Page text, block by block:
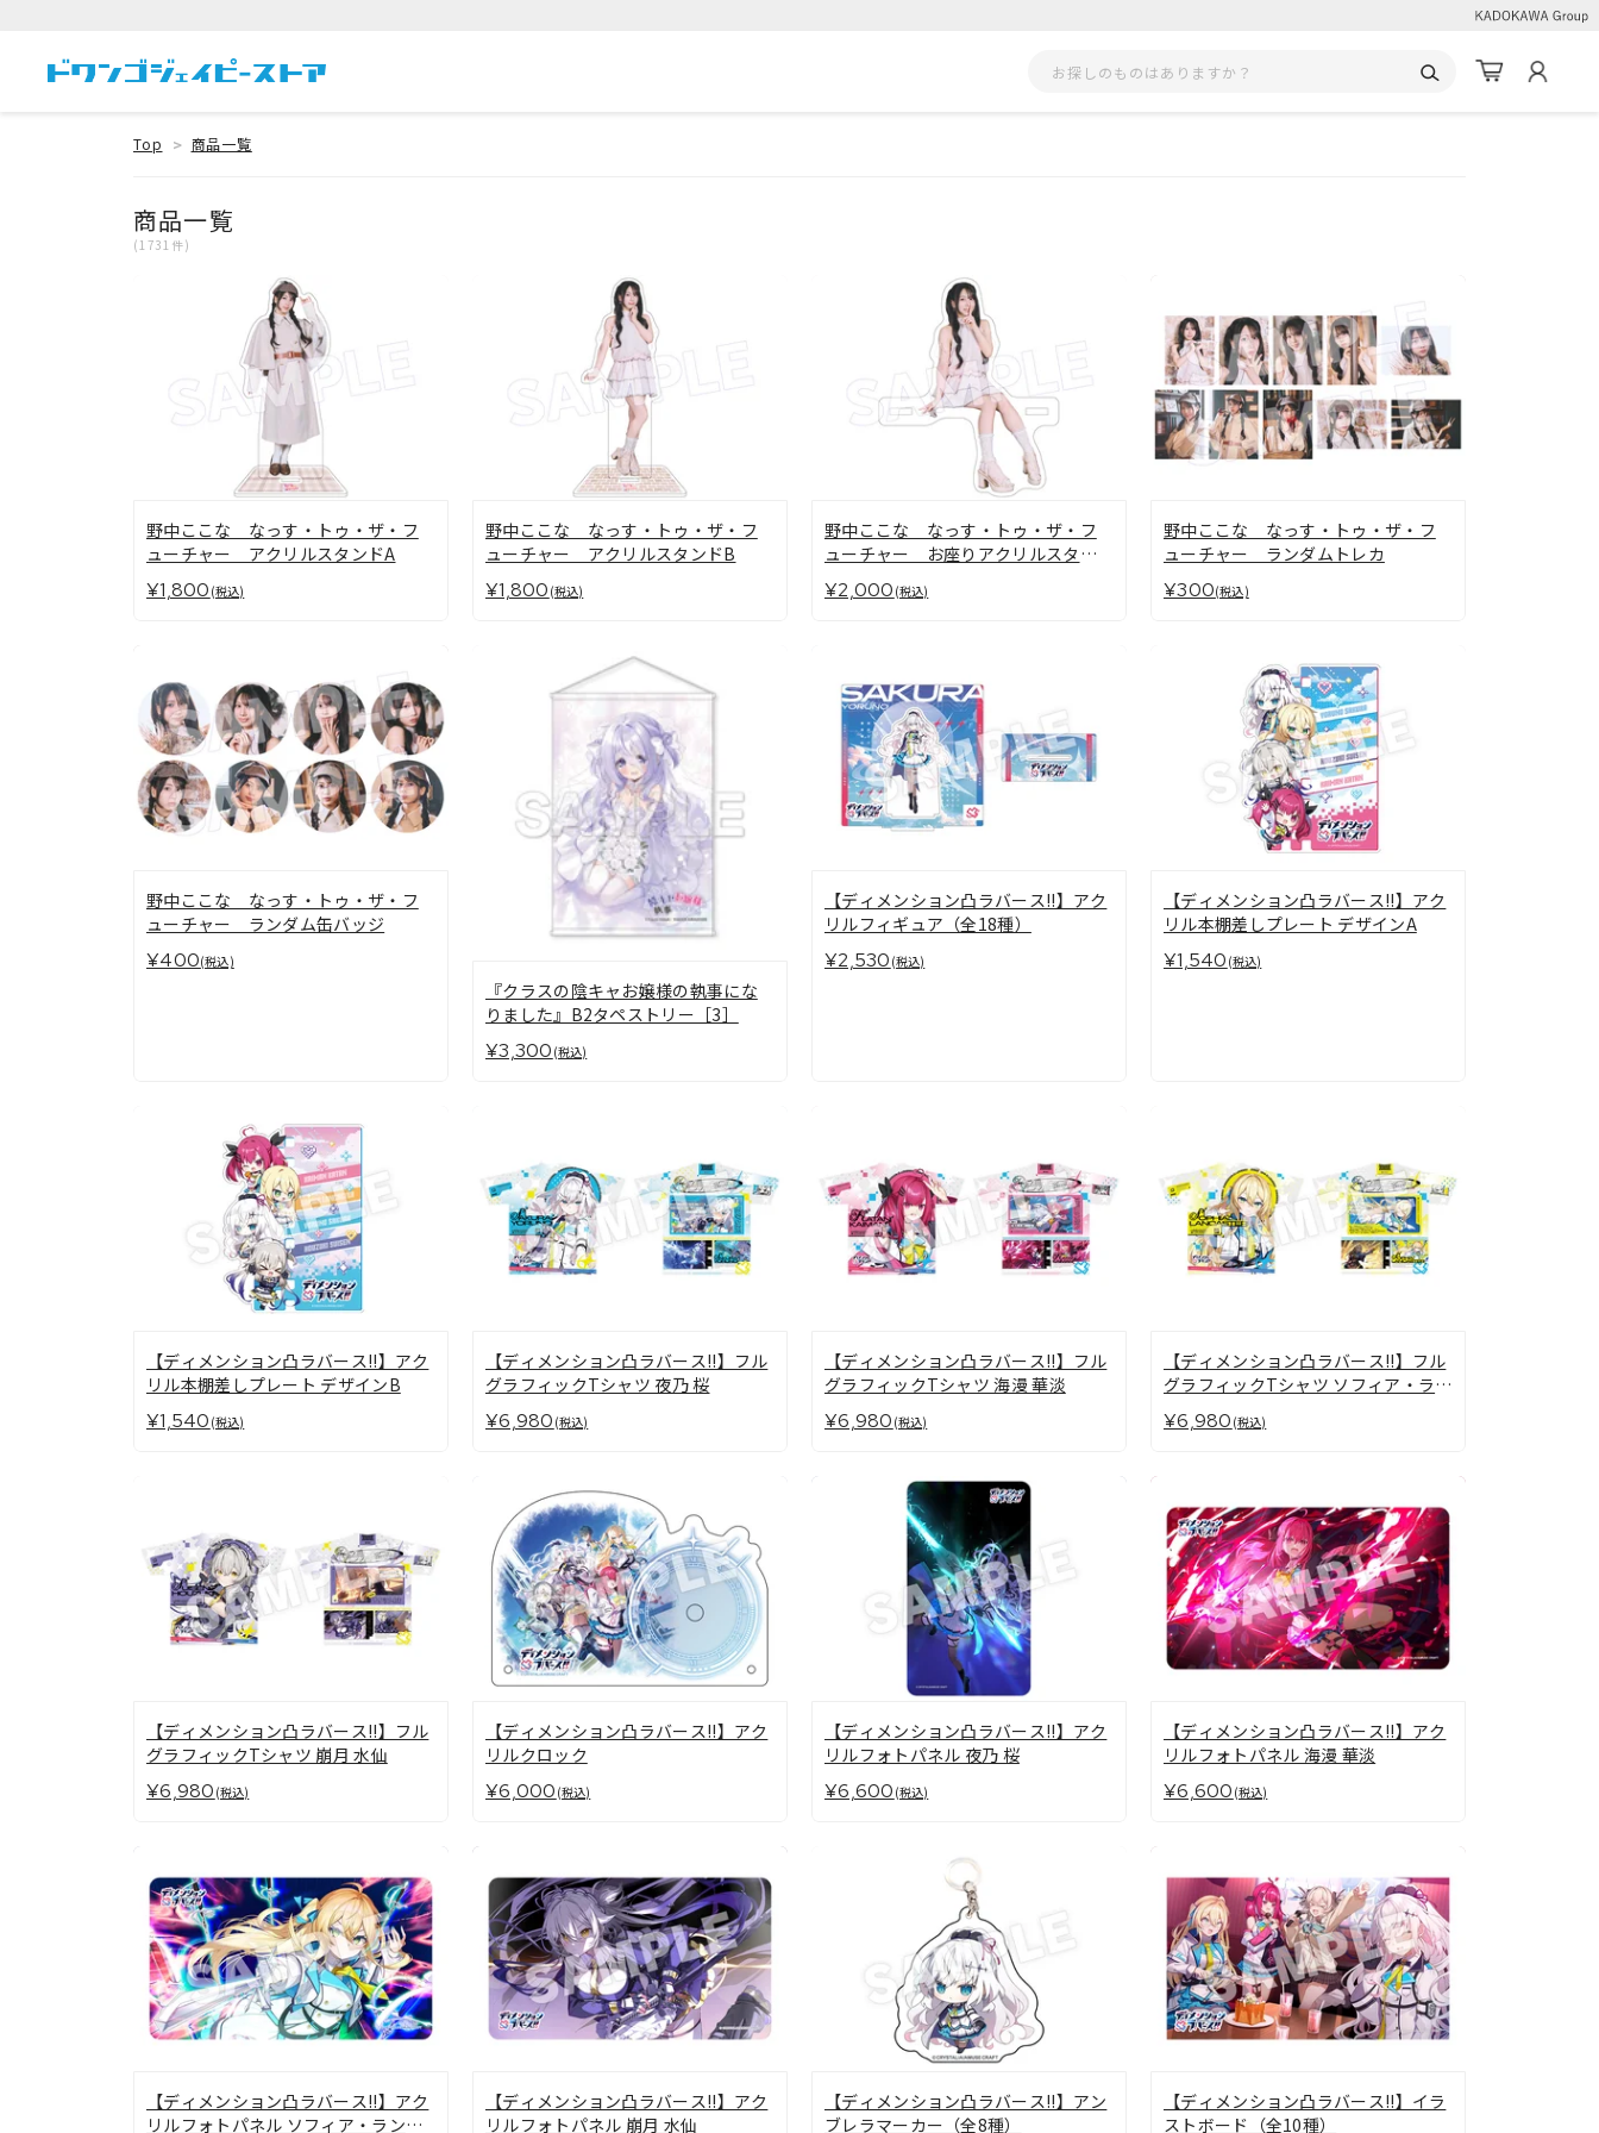
Top 商品一覧
商品一覧
(1731件)
野中ここな なっす・トゥ・ザ・フ
ューチャー アクリルスタンドA
¥1,800 (税込)
野中ここな なっす・トゥ・ザ・フ
ューチャー アクリルスタンドB
¥1,800 (税込)
野中ここな なっす・トゥ・ザ・フ
ューチャー お座りアクリルスタン
ド
¥2,000 (税込)
野中ここな なっす・トゥ・ザ・フ
ューチャー ランダムトレカ
¥300(税込)
野中ここな なっす・トゥ・ザ・フ
ューチャー ランダム缶バッジ
¥400(税込)
『クラスの陰キャお嬢様の執事にな
りました』B2タペストリー［3］
¥3,300 (税込)
【ディメンション凸ラバース!!】アク
リルフィギュア（全18種）
¥2,530 (税込)
【ディメンション凸ラバース!!】アク
リル本棚差しプレート デザインA
¥1,540 (税込)
【ディメンション凸ラバース!!】アク
リル本棚差しプレート デザインB
¥1,540 (税込)
【ディメンション凸ラバース!!】フル
グラフィックTシャツ 夜乃 桜
¥6,980 (税込)
【ディメンション凸ラバース!!】フル
グラフィックTシャツ 海漫 華淡
¥6,980 (税込)
【ディメンション凸ラバース!!】フル
グラフィックTシャツ ソフィア・ラン
カスター
¥6,980 (税込)
【ディメンション凸ラバース!!】フル
グラフィックTシャツ 崩月 水仙
¥6,980 (税込)
【ディメンション凸ラバース!!】アク
リルクロック
¥6,000 (税込)
【ディメンション凸ラバース!!】アク
リルフォトパネル 夜乃 桜
¥6,600 (税込)
【ディメンション凸ラバース!!】アク
リルフォトパネル 海漫 華淡
¥6,600 (税込)
【ディメンション凸ラバース!!】アク
リルフォトパネル ソフィア・ランカ
【ディメンション凸ラバース!!】アク
リルフォトパネル 崩月 水仙
【ディメンション凸ラバース!!】アン
ブレラマーカー（全8種）
【ディメンション凸ラバース!!】イラ
ストボード（全10種）